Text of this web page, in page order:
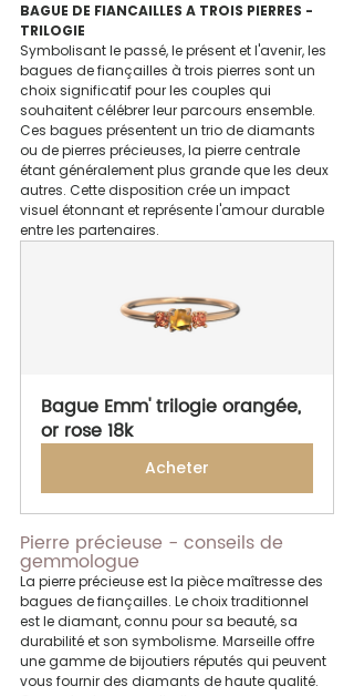
BAGUE DE FIANCAILLES A TROIS PIERRES -
TRILOGIE
Symbolisant le passé, le présent et l'avenir, les
bagues de fiançailles à trois pierres sont un
choix significatif pour les couples qui
souhaitent célébrer leur parcours ensemble.
Ces bagues présentent un trio de diamants
ou de pierres précieuses, la pierre centrale
étant généralement plus grande que les deux
autres. Cette disposition crée un impact
visuel étonnant et représente l'amour durable
entre les partenaires.
Bague Emm' trilogie orangée,
or rose 18k
Acheter
Pierre précieuse - conseils de
gemmologue
La pierre précieuse est la pièce maîtresse des
bagues de fiançailles. Le choix traditionnel
est le diamant, connu pour sa beauté, sa
durabilité et son symbolisme. Marseille offre
une gamme de bijoutiers réputés qui peuvent
vous fournir des diamants de haute qualité.